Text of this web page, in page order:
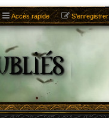
Accès rapide S’enregistrer